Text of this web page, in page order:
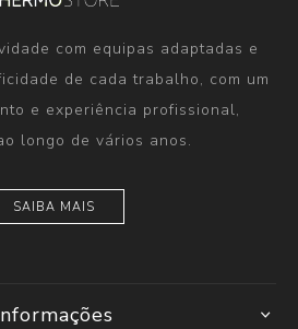
com equipas adaptadas e
de cada trabalho, com um
e experiência profissional,
longo de vários anos.
SAIBA MAIS